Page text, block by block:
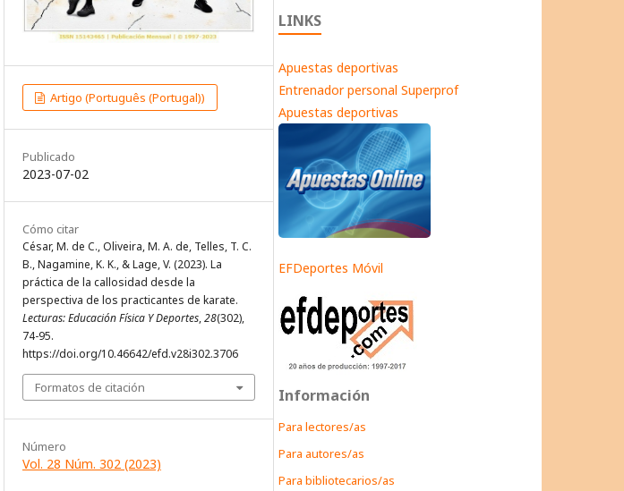
Artigo (Português (Portugal))
Publicado
2023-07-02
Cómo citar
César, M. de C., Oliveira, M. A. de, Telles, T. C.
B., Nagamine, K. K., & Lage, V. (2023). La
práctica de la callosidad desde la
perspectiva de los practicantes de karate.
Lecturas: Educación Física Y Deportes,28(302),
74-95.
https://doi.org/10.46642/efd.v28i302.3706
Formatos de citación
Número
Vol. 28 Núm. 302 (2023)
LINKS
Apuestas deportivas
Entrenador personal Superprof
Apuestas deportivas
EFDeportes Móvil
Información
Para lectores/as
Para autores/as
Para bibliotecarios/as